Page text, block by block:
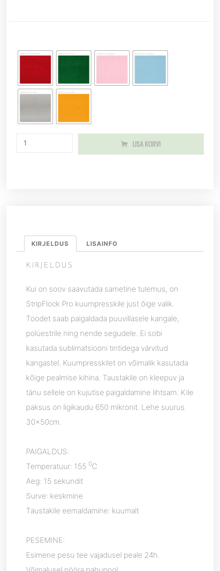
LISA KORVI
KIRJELDUS LISAINFO
KIRJELDUS
Kui on soov saavutada sametine tulemus, on
StripFlock Pro kuumpresskile just õige valik.
Toodet saab paigaldada puuvillasele kangale,
polüestrile ning nende segudele. Ei sobi
kasutada sublimatsiooni tintidega värvitud
kangastel. Kuumpresskilet on võimalik kasutada
kõige pealmise kihina. Taustakile on kleepuv ja
tänu sellele on kujutise paigaldamine lihtsam. Kile
paksus on ligikaudu 650 mikronit. Lehe suurus
30x50cm.
PAIGALDUS:
Temperatuur: 155 0C
Aeg: 15 sekundit
Surve: keskmine
Taustakile eemaldamine: kuumalt
PESEMINE:
Esimene pesu tee vajadusel peale 24h.